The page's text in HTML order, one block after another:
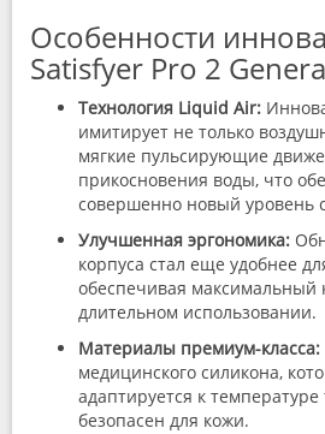
Особенности
Satisfyer Pro 2
Технология Liquid Air:
имитирует не только
мягкие пульсирующие
прикосновения воды, что
совершенно новый уровень
Улучшенная эргономика:
корпуса стал еще удобнее
обеспечивая максимальный
длительном использовании.
Материалы премиум-класса:
медицинского силикона,
адаптируется к
безопасен для кожи.